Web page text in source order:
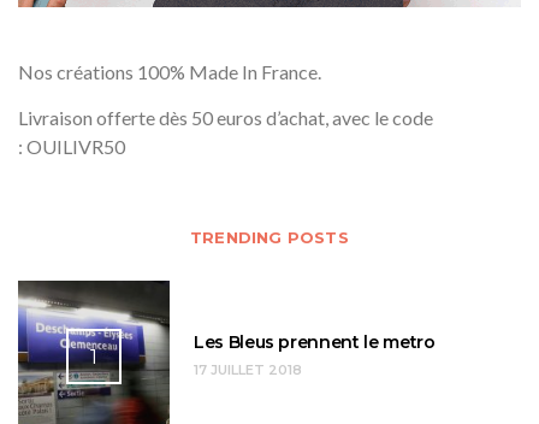
Nos créations 100% Made In France.
Livraison offerte dès 50 euros d’achat, avec le code
: OUILIVR50
TRENDING POSTS
1
Les Bleus prennent le metro
17 JUILLET 2018